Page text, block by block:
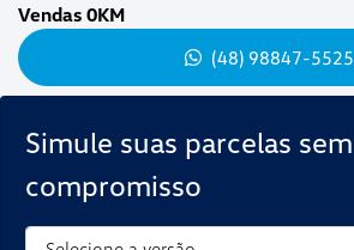
Simule suas parcelas sem
compromisso
Vendas 0KM
(48) 98847-5525